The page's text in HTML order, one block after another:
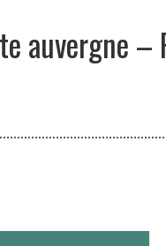
auvergne –